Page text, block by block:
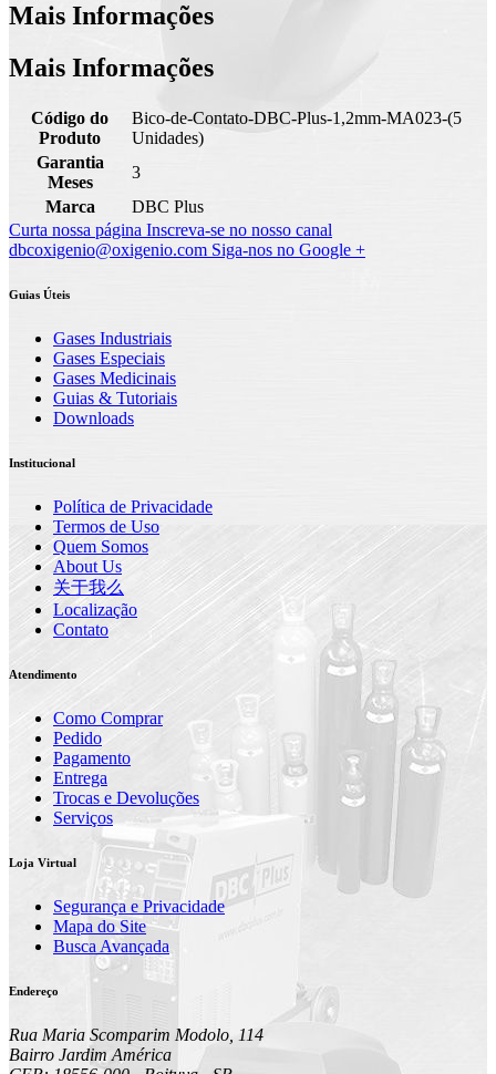
Mais Informações
Mais Informações
Código do
Produto
Bico-de-Contato-DBC-Plus-1,2mm-MA023-(5
Unidades)
Garantia
Meses
3
Marca
DBC Plus
Curta nossa página Inscreva-se no nosso canal
dbcoxigenio@oxigenio.com Siga-nos no Google +
Guias Úteis
Gases Industriais
Gases Especiais
Gases Medicinais
Guias & Tutoriais
Downloads
Institucional
Política de Privacidade
Termos de Uso
Quem Somos
About Us
关于我么
Localização
Contato
Atendimento
Como Comprar
Pedido
Pagamento
Entrega
Trocas e Devoluções
Serviços
Loja Virtual
Segurança e Privacidade
Mapa do Site
Busca Avançada
Endereço
Rua Maria Scomparim Modolo, 114
Bairro Jardim América